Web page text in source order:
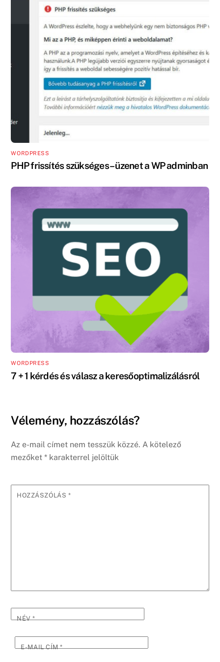
WORDPRESS
PHP frissítés szükséges – üzenet a WP adminban
WORDPRESS
7 + 1 kérdés és válasz a keresőoptimalizálásról
Vélemény, hozzászólás?
Az e-mail címet nem tesszük közzé. A kötelező
mezőket* karakterrel jelöltük
HOZZÁSZÓLÁS *
NÉV*
E-MAIL CÍM*